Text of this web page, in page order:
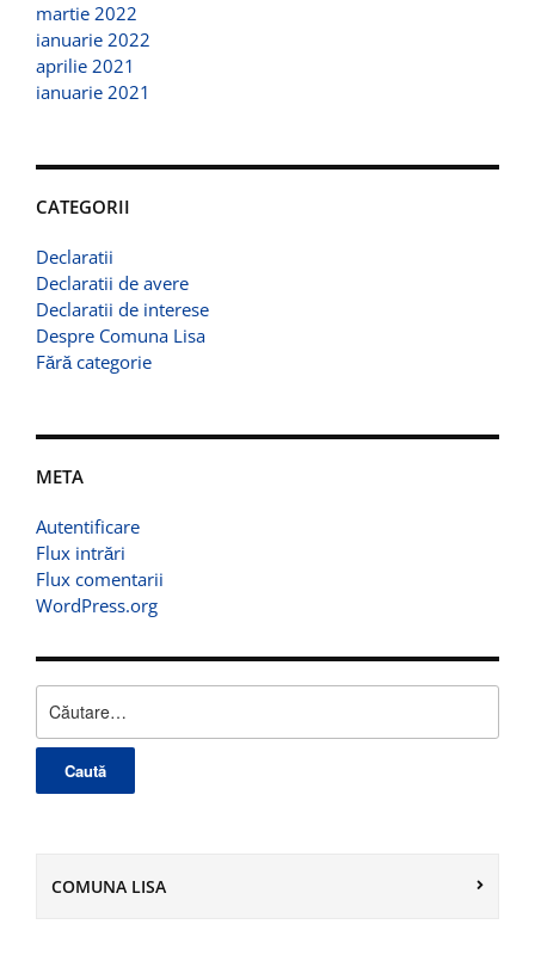
martie 2022
ianuarie 2022
aprilie 2021
ianuarie 2021
CATEGORII
Declaratii
Declaratii de avere
Declaratii de interese
Despre Comuna Lisa
Fără categorie
META
Autentificare
Flux intrări
Flux comentarii
WordPress.org
după:
COMUNA LISA